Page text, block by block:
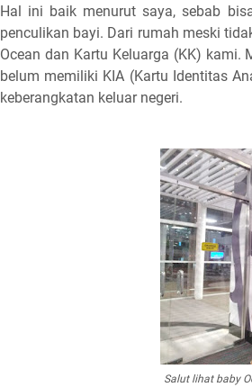
Hal ini baik menurut saya, sebab
penculikan bayi. Dari rumah meski
Ocean dan Kartu Keluarga (KK)
belum memiliki KIA (Kartu Identitas
keberangkatan keluar negeri.
Salut lihat baby